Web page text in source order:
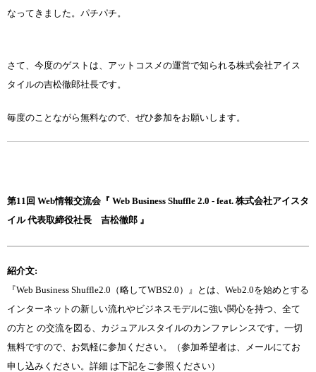
なってきました。パチパチ。
さて、今度のゲストは、アットコスメの運営で知られる株式会社アイス
タイルの吉松徹郎社長です。
毎度のことながら無料なので、ぜひ参加をお願いします。
第11回 Web情報交流会『 Web Business Shuffle 2.0 - feat. 株式会社アイスタ
イル 代表取締役社長 吉松徹郎 』
紹介文:
『Web Business Shuffle2.0（略してWBS2.0）』とは、Web2.0を始めとする
インターネットの新しい流れやビジネスモデルに強い関心を持つ、全て
の方と の交流を図る、カジュアルスタイルのカンファレンスです。一切
無料ですので、お気軽に参加ください。（参加希望者は、メールにてお
申し込みください。詳細 は下記をご参照ください）